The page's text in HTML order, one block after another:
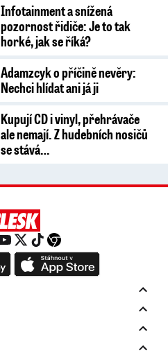
Infotainment a snížená
pozornost řidiče: Je to tak
horké, jak se říká?
Adamzcyk o příčině nevěry:
Nechci hlídat ani já ji
Kupují CD i vinyl, přehrávače
ale nemají. Z hudebních nosičů
se stává…